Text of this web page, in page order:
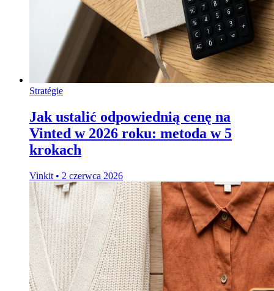
Stratégie
Jak ustalić odpowiednią cenę na
Vinted w 2026 roku: metoda w 5
krokach
Vinkit • 2 czerwca 2026